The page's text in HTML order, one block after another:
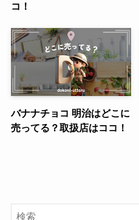
コ！
バナナチョコ 明治はどこに
売ってる？取扱店はココ！